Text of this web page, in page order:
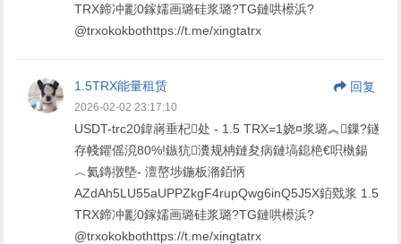
TRX鍗冲彲0鎵嬬画璐硅浆璐?TG鏈哄櫒浜?
@trxokokbothttps://t.me/xingtatrx
1.5TRX能量租赁 回复
2026-02-02 23:17:10
USDT-trc20鍏嶈垂杞处 - 1.5 TRX=1娆¤浆璐︽鏁?鐩
存帴鑺傜渷80%!鏃犺瀵规柟鏈夋病鏈塙鎴栬€呮槸鍚
︿氦鏄撴墍- 澶嶅埗鍦板潃銆怲
AZdAh5LU55aUPPZkgF4rupQwg6inQ5J5X銆戣浆 1.5
TRX鍗冲彲0鎵嬬画璐硅浆璐?TG鏈哄櫒浜?
@trxokokbothttps://t.me/xingtatrx